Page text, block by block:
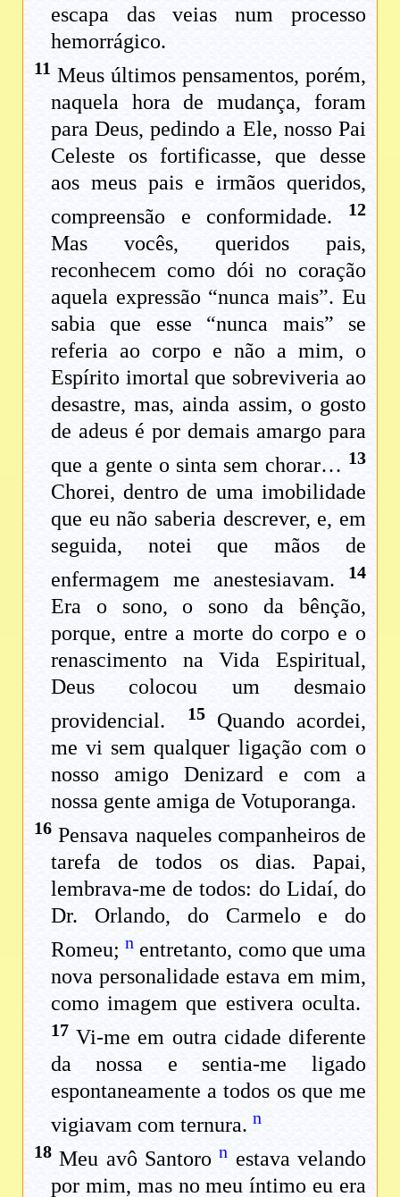
escapa das veias num processo
hemorrágico.
11 Meus últimos pensamentos, porém,
naquela hora de mudança, foram
para Deus, pedindo a Ele, nosso Pai
Celeste os fortificasse, que desse
aos meus pais e irmãos queridos,
compreensão e conformidade.
12
Mas vocês, queridos pais,
reconhecem como dói no coração
aquela expressão “nunca mais”. Eu
sabia que esse “nunca mais” se
referia ao corpo e não a mim, o
Espírito imortal que sobreviveria ao
desastre, mas, ainda assim, o gosto
de adeus é por demais amargo para
que a gente o sinta sem chorar… 13
Chorei, dentro de uma imobilidade
que eu não saberia descrever, e, em
seguida, notei que mãos de
enfermagem me anestesiavam.
14
Era o sono, o sono da bênção,
porque, entre a morte do corpo e o
renascimento na Vida Espiritual,
Deus colocou um desmaio
providencial.
15
Quando acordei,
me vi sem qualquer ligação com o
nosso amigo Denizard e com a
nossa gente amiga de Votuporanga.
16 Pensava naqueles companheiros de
tarefa de todos os dias. Papai,
lembrava-me de todos: do Lidaí, do
Dr. Orlando, do Carmelo e do
Romeu;n entretanto, como que uma
nova personalidade estava em mim,
como imagem que estivera oculta.
17 Vi-me em outra cidade diferente
da nossa e sentia-me ligado
espontaneamente a todos os que me
vigiavam com ternura.n
18 Meu avô Santoron estava velando
por mim, mas no meu íntimo eu era